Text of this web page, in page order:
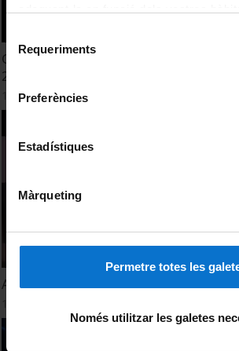
consultar laPolítica de galetes del lloc
de
consentiment
Requeriments
Preferències
Estadístiques
Màrqueting
Permetre totes les
Només utilitzar les galetes
Graduats en Biologia i Ciències
2014
14 Noviembre, 2014
Adaptive dynamics and sympatric